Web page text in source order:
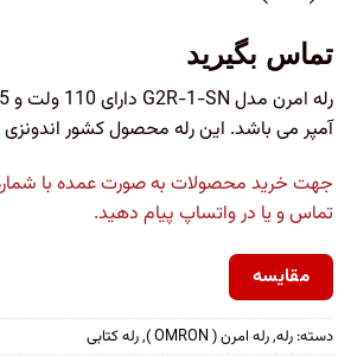
تماس بگیرید
آمپر می باشد. این رله محصول کشور
جهت خرید محصولات به صورت عمده با
تماس و یا در واتساپ پیام دهید.
مقایسه
دسته: رله,رله امرن ( OMRON ) ,رله کتابی